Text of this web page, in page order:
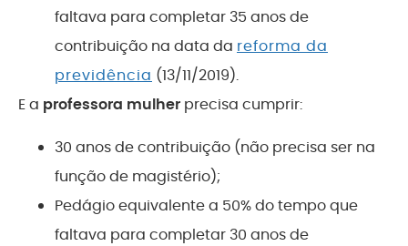
faltava para completar 35 anos de
contribuição na data da reforma da
previdência (13/11/2019).
E a professora mulher precisa cumprir:
30 anos de contribuição (não precisa ser na
função de magistério);
Pedágio equivalente a 50% do tempo que
faltava para completar 30 anos de